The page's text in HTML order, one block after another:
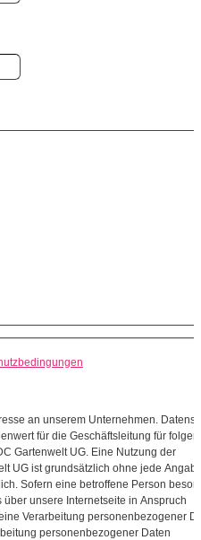
an unserem Unternehmen.
für die Geschäftsleitung für
Gartenwelt UG. Eine Nutzung der
UG ist grundsätzlich ohne jede
Sofern eine betroffene Person
unsere Internetseite in Anspruch
Verarbeitung personenbezogener
personenbezogener Daten